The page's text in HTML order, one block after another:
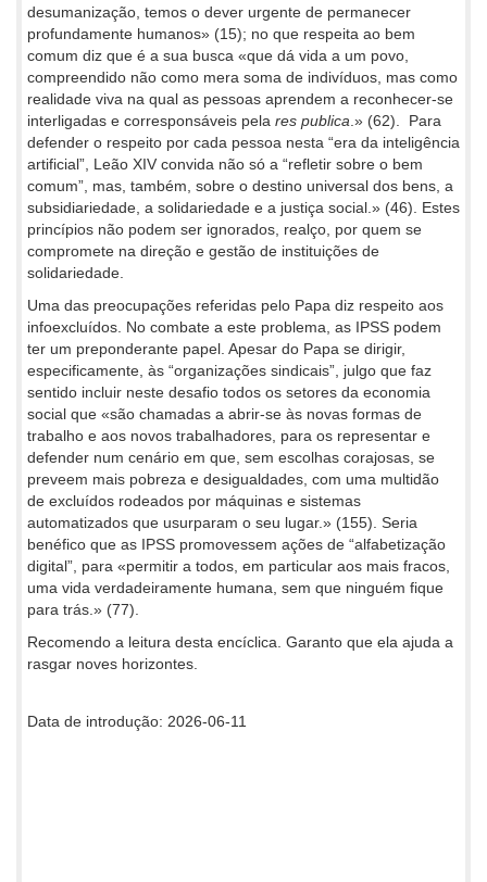
desumanização, temos o dever urgente de permanecer
profundamente humanos» (15); no que respeita ao bem
comum diz que é a sua busca «que dá vida a um povo,
compreendido não como mera soma de indivíduos, mas como
realidade viva na qual as pessoas aprendem a reconhecer-se
interligadas e corresponsáveis pela res publica .» (62). Para
defender o respeito por cada pessoa nesta “era da inteligência
artificial”, Leão XIV convida não só a “refletir sobre o bem
comum”, mas, também, sobre o destino universal dos bens, a
subsidiariedade, a solidariedade e a justiça social.» (46). Estes
princípios não podem ser ignorados, realço, por quem se
compromete na direção e gestão de instituições de
solidariedade.
Uma das preocupações referidas pelo Papa diz respeito aos
infoexcluídos. No combate a este problema, as IPSS podem
ter um preponderante papel. Apesar do Papa se dirigir,
especificamente, às “organizações sindicais”, julgo que faz
sentido incluir neste desafio todos os setores da economia
social que «são chamadas a abrir-se às novas formas de
trabalho e aos novos trabalhadores, para os representar e
defender num cenário em que, sem escolhas corajosas, se
preveem mais pobreza e desigualdades, com uma multidão
de excluídos rodeados por máquinas e sistemas
automatizados que usurparam o seu lugar.» (155). Seria
benéfico que as IPSS promovessem ações de “alfabetização
digital”, para «permitir a todos, em particular aos mais fracos,
uma vida verdadeiramente humana, sem que ninguém fique
para trás.» (77).
Recomendo a leitura desta encíclica. Garanto que ela ajuda a
rasgar noves horizontes.
Data de introdução: 2026-06-11